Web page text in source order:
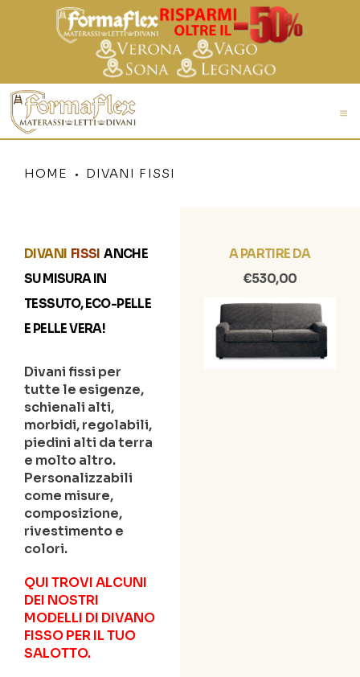
HOME DIVANI FISSI
DIVANI FISSI ANCHE
SU MISURA IN
TESSUTO, ECO-PELLE
E PELLE VERA!
Divani fissi per
tutte le esigenze,
schienali alti,
morbidi, regolabili,
piedini alti da terra
e molto altro.
Personalizzabili
come misure,
composizione,
rivestimento e
colori.
QUI TROVI ALCUNI
DEI NOSTRI
MODELLI DI DIVANO
FISSO PER IL TUO
SALOTTO.
A PARTIRE DA
€530,00